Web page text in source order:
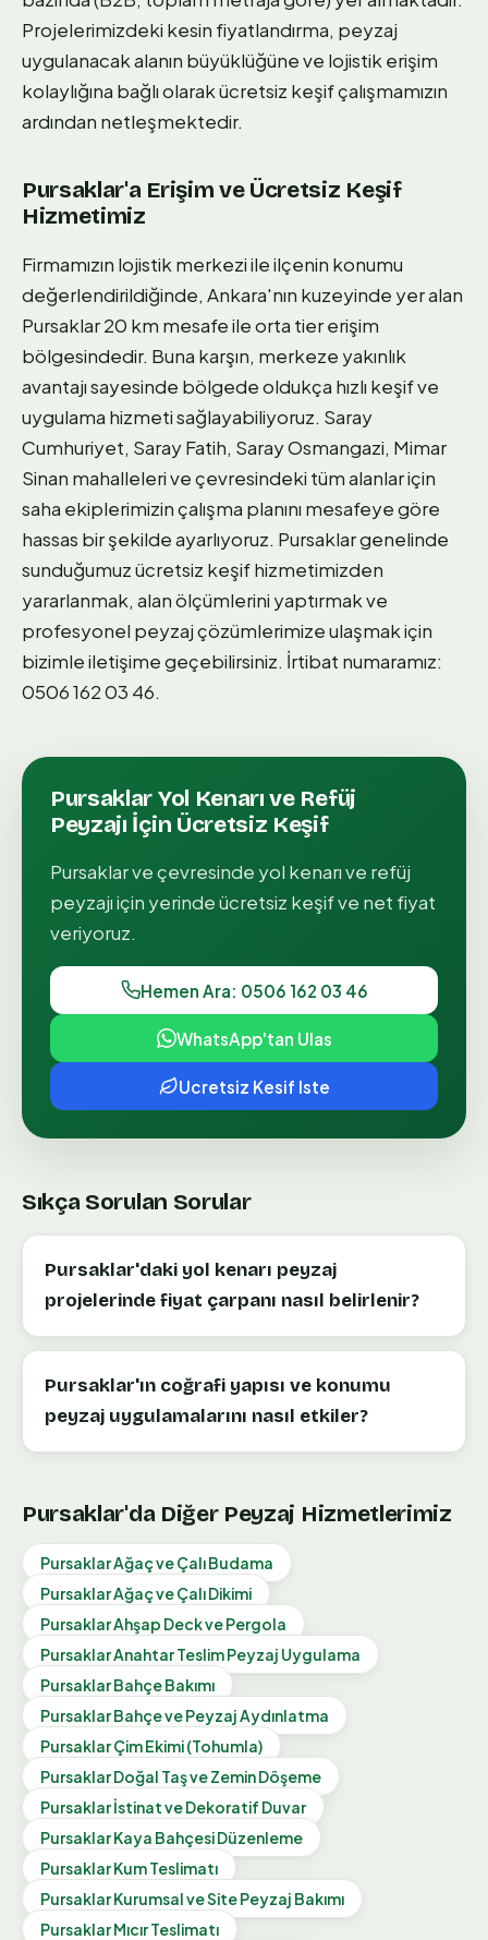
Projelerimizdeki kesin fiyatlandırma, peyzaj
uygulanacak alanın büyüklüğüne ve lojistik erişim
kolaylığına bağlı olarak ücretsiz keşif çalışmamızın
ardından netleşmektedir.
Pursaklar'a Erişim ve Ücretsiz Keşif
Hizmetimiz
Firmamızın lojistik merkezi ile ilçenin konumu
değerlendirildiğinde, Ankara'nın kuzeyinde yer alan
Pursaklar 20 km mesafe ile orta tier erişim
bölgesindedir. Buna karşın, merkeze yakınlık
avantajı sayesinde bölgede oldukça hızlı keşif ve
uygulama hizmeti sağlayabiliyoruz. Saray
Cumhuriyet, Saray Fatih, Saray Osmangazi, Mimar
Sinan mahalleleri ve çevresindeki tüm alanlar için
saha ekiplerimizin çalışma planını mesafeye göre
hassas bir şekilde ayarlıyoruz. Pursaklar genelinde
sunduğumuz ücretsiz keşif hizmetimizden
yararlanmak, alan ölçümlerini yaptırmak ve
profesyonel peyzaj çözümlerimize ulaşmak için
bizimle iletişime geçebilirsiniz. İrtibat numaramız:
0506 162 03 46.
PursaklarYol Kenarı ve Refüj
Peyzajı İçin Ücretsiz Keşif
Pursaklarve çevresinde yol kenarı ve refüj
peyzajıiçin yerinde ücretsiz keşif ve net fiyat
veriyoruz.
Hemen Ara: 0506 162 03 46
WhatsApp'tan Ulas
Ucretsiz Kesif Iste
Sıkça Sorulan Sorular
Pursaklar'daki yol kenarı peyzaj
projelerinde fiyat çarpanı nasıl belirlenir?
Pursaklar'ın coğrafi yapısı ve konumu
peyzaj uygulamalarını nasıl etkiler?
Pursaklar'da Diğer Peyzaj Hizmetlerimiz
PursaklarAğaç ve Çalı Budama
PursaklarAğaç ve Çalı Dikimi
PursaklarAhşap Deck ve Pergola
PursaklarAnahtar Teslim Peyzaj Uygulama
PursaklarBahçe Bakımı
PursaklarBahçe ve Peyzaj Aydınlatma
PursaklarÇim Ekimi (Tohumla)
PursaklarDoğal Taş ve Zemin Döşeme
Pursaklarİstinat ve Dekoratif Duvar
PursaklarKaya Bahçesi Düzenleme
PursaklarKum Teslimatı
PursaklarKurumsal ve Site Peyzaj Bakımı
PursaklarMıcır Teslimatı